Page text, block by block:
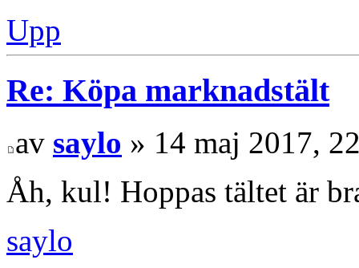
Upp
Re: Köpa marknadstält
av saylo » 14 maj 2017,
Åh, kul! Hoppas tältet är
saylo